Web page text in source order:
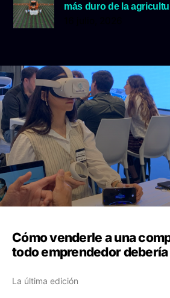
más duro de la
Cómo venderle a una
todo emprendedor
La última edición